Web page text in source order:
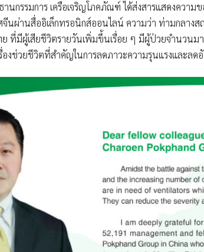
นกรรมการ เครือเจริญโภคภัณฑ์ได้ส่งสารแสดงควา
นผ่านสื่ออิเล็กทรอนิกส์ออนไลน์ ความว่า ท่ามกลางส
ย ที่มีผู้เสียชีวิตรายวันเพิ่มขึ้นเรื่อย ๆ มีผู้ป่วยจำนวนม
รื่องช่วยชีวิตที่สำคัญในการลดภาวะความรุนแรงและล